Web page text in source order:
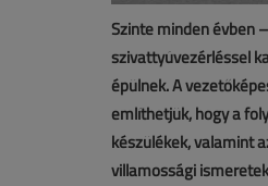
Szinte minden évben
szivattyúvezérléssel
épülnek. A
említhetjük, hogy a
készülékek, valamint
villamossági